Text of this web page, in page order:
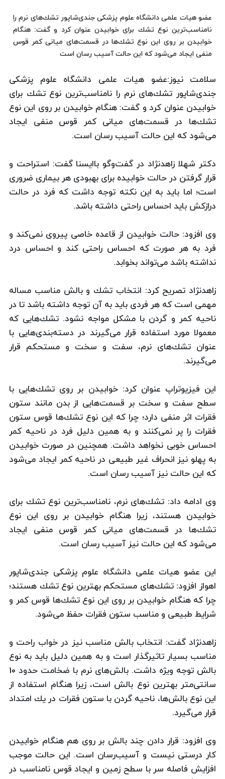
عضو هیات علمی دانشگاه علوم پزشكی جندی‌شاپور تشك‌های نرم را
نامناسب‌ترین نوع تشك برای خوابیدن عنوان كرد و گفت: هنگام
خوابیدن بر روی این نوع تشك‌ها در قسمت‌های میانی كمر قوس
منفی ایجاد می‌شود كه این حالت آسیب‌ رسان است
سلامت نیوز:عضو هیات علمی دانشگاه علوم پزشكی
جندی‌شاپور تشك‌های نرم را نامناسب‌ترین نوع تشك برای
خوابیدن عنوان كرد و گفت: هنگام خوابیدن بر روی این نوع
تشك‌ها در قسمت‌های میانی كمر قوس منفی ایجاد
می‌شود كه این حالت آسیب‌ رسان است.
دكتر شهلا زاهدنژاد در گفت‌وگو باایسنا گفت: استراحت و
قرار گرفتن در حالت خوابیده برای بهبودی هر بیماری ضروری
است؛ اما باید به این نكته توجه داشت كه فرد در حالت
درازكش باید احساس راحتی داشته باشد.
وی افزود: حالت خوابیدن از قاعده خاصی پیروی نمی‌كند و
فرد به هر صورت كه احساس راحتی كند و احساس درد
نداشته باشد می‌تواند بخوابد.
زاهد‌نژاد تصریح كرد: انتخاب تشك و بالش مناسب مساله
مهمی است كه هر فردی باید به آن توجه داشته باشد تا در
ناحیه كمر و گردن با مشكل مواجه نشود. تشك‌هایی كه
معمولا مورد استفاده قرار می‌گیرند در دسته‌بندی‌هایی با
عنوان تشك‌های نرم، سفت و سخت و مستحكم قرار
می‌گیرند.
این فیزیوتراپ عنوان كرد: خوابیدن بر روی تشك‌هایی با
سطح‌ سفت و سخت بر قسمت‌هایی از بدن مانند ستون
فقرات اثر منفی دارد؛ چرا كه این نوع تشك‌ها قوس ستون
فقرات را پر نمی‌كنند و به همین دلیل فرد در ناحیه كمر
احساس خوبی نخواهد داشت. همچنین در صورت خوابیدن
به پهلو نیز انحراف غیر طبیعی در ناحیه كمر ایجاد می‌شود
كه این حالت نیز آسیب رسان است.
وی ادامه داد: تشك‌های نرم، نامناسب‌ترین نوع تشك برای
خوابیدن هستند، زیرا هنگام خوابیدن بر روی این نوع
تشك‌ها در قسمت‌های میانی كمر قوس منفی ایجاد
می‌شود كه این حالت نیز آسیب‌ رسان است.
این عضو هیات علمی دانشگاه علوم پزشكی جندی‌شاپور
اهواز افزود: تشك‌های مستحكم بهترین نوع تشك هستند؛
چرا كه هنگام خوابیدن بر روی این نوع تشك‌ها قوس كمر و
شرایط طبیعی و مناسب ستون فقرات حفظ می‌شود.
زاهد‌نژاد گفت: انتخاب بالش مناسب نیز در خواب راحت و
مناسب بسیار تاثیرگذار است و به همین دلیل باید به نوع
بالش توجه ویژه داشت. بالش‌های نرم با ضخامت حدود 10
سانتی‌متر بهترین نوع بالش است، زیرا هنگام استفاده از
این نوع بالش‌ها، ناحیه گردن با ستون فقرات در یك امتداد
قرار می‌گیرد.
وی افزود: قرار دادن چند بالش بر روی هم هنگام خوابیدن
كار درستی نیست و آسیب‌رسان است. این حالت موجب
افزایش فاصله سر با سطح زمین و ایجاد قوس نامناسب در